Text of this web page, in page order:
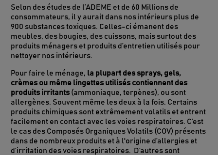
Selon des études de l’ADEME et de 60 Millions de
consommateurs, il y aurait dans nos intérieurs plus de
900 substances toxiques. Celles-ci émanent des
meubles, des bougies, des cuissons, mais surtout des
produits ménagers et produits d’entretien utilisés pour
nettoyer nos intérieurs.
Pour faire le ménage, la plupart des sprays, gels,
crèmes ou même lingettes utilisés contiennent des
produits irritants (ammoniaque, terpènes), ou sont
allergènes. Souvent même les deux à la fois. Certains
produits chimiques sont extrêmement volatils et entrent
facilement en contact avec les voies respiratoires. C’est
le cas des Composés Organiques Volatils (COV) présents
dans de nombreux produits et à l'origine d’allergies et
d’irritation des voies respiratoires. D’autres sont